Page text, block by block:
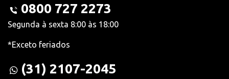
0800 727 2273
Segunda à sexta 8:00 às 18:00
*Exceto feriados
(31) 2107-2045